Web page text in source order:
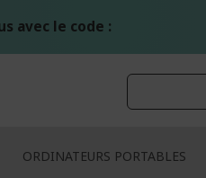
avec le code :
ORDINATEURS PORTABLES